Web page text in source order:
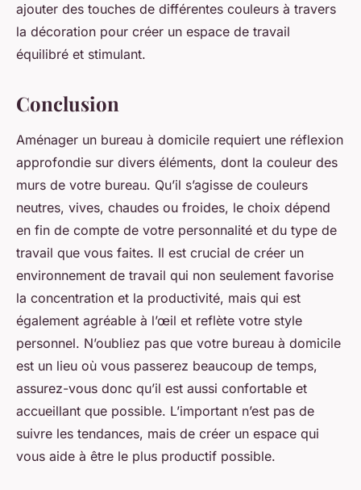
ajouter des touches de différentes couleurs à travers
la décoration pour créer un espace de travail
équilibré et stimulant.
Conclusion
Aménager un bureau à domicile requiert une réflexion
approfondie sur divers éléments, dont la couleur des
murs de votre bureau. Qu’il s’agisse de couleurs
neutres, vives, chaudes ou froides, le choix dépend
en fin de compte de votre personnalité et du type de
travail que vous faites. Il est crucial de créer un
environnement de travail qui non seulement favorise
la concentration et la productivité, mais qui est
également agréable à l’œil et reflète votre style
personnel. N’oubliez pas que votre bureau à domicile
est un lieu où vous passerez beaucoup de temps,
assurez-vous donc qu’il est aussi confortable et
accueillant que possible. L’important n’est pas de
suivre les tendances, mais de créer un espace qui
vous aide à être le plus productif possible.